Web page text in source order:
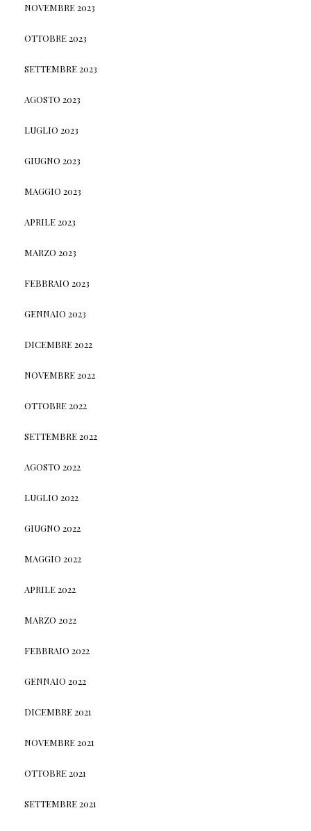
NOVEMBRE 2023
OTTOBRE 2023
SETTEMBRE 2023
AGOSTO 2023
LUGLIO 2023
GIUGNO 2023
MAGGIO 2023
APRILE 2023
MARZO 2023
FEBBRAIO 2023
GENNAIO 2023
DICEMBRE 2022
NOVEMBRE 2022
OTTOBRE 2022
SETTEMBRE 2022
AGOSTO 2022
LUGLIO 2022
GIUGNO 2022
MAGGIO 2022
APRILE 2022
MARZO 2022
FEBBRAIO 2022
GENNAIO 2022
DICEMBRE 2021
NOVEMBRE 2021
OTTOBRE 2021
SETTEMBRE 2021